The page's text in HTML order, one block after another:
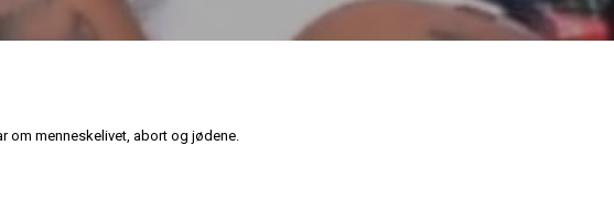
om menneskelivet, abort og jødene.